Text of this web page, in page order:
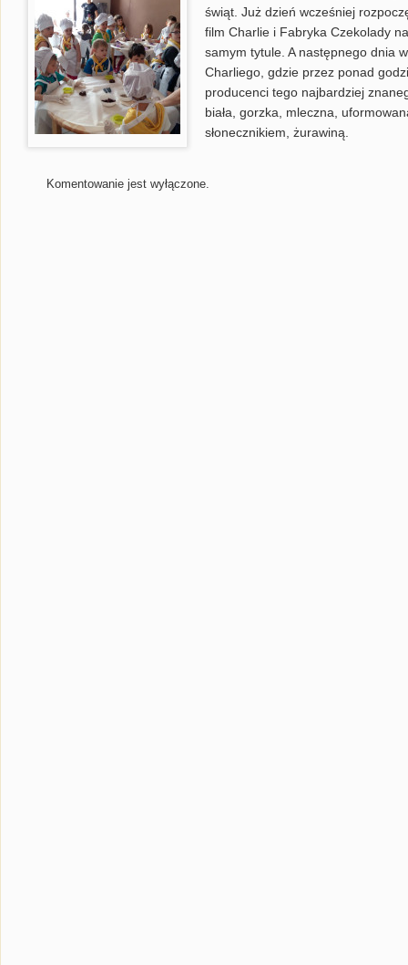
świąt. Już dzień wcześniej
film Charlie i Fabryka Czekolady
samym tytule. A następnego dnia
Charliego, gdzie przez ponad
producenci tego najbardziej
biała, gorzka, mleczna,
słonecznikiem, żurawiną.
Komentowanie jest wyłączone.